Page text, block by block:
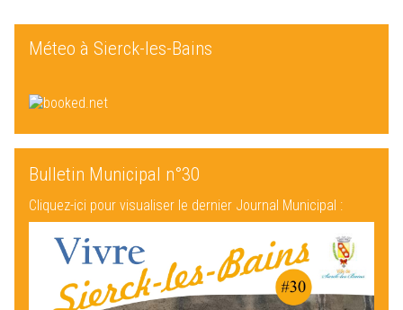
Méteo à Sierck-les-Bains
Bulletin Municipal n°30
Cliquez-ici pour visualiser le dernier Journal Municipal :